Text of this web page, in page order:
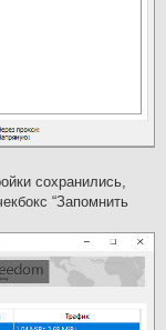
сохранились,
“Запомнить